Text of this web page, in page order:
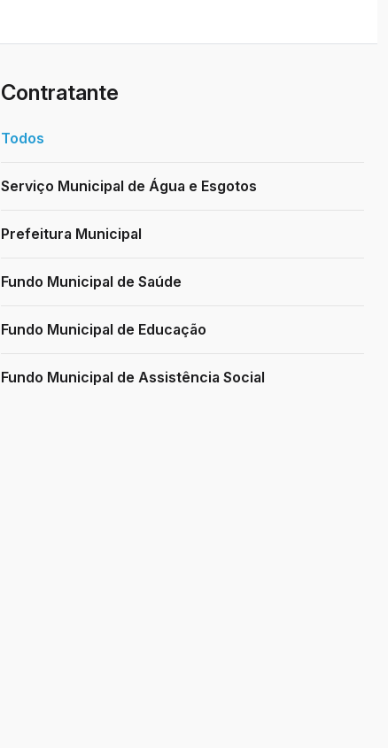
Contratante
Todos
Serviço Municipal de Água e Esgotos
Prefeitura Municipal
Fundo Municipal de Saúde
Fundo Municipal de Educação
Fundo Municipal de Assistência Social